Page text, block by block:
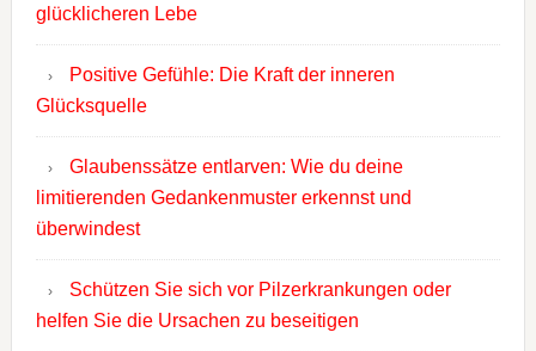
glücklicheren Lebe
Positive Gefühle: Die Kraft der inneren
Glücksquelle
Glaubenssätze entlarven: Wie du deine
limitierenden Gedankenmuster erkennst und
überwindest
Schützen Sie sich vor Pilzerkrankungen oder
helfen Sie die Ursachen zu beseitigen